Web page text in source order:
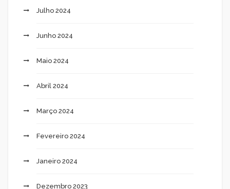
Julho 2024
Junho 2024
Maio 2024
Abril 2024
Março 2024
Fevereiro 2024
Janeiro 2024
Dezembro 2023